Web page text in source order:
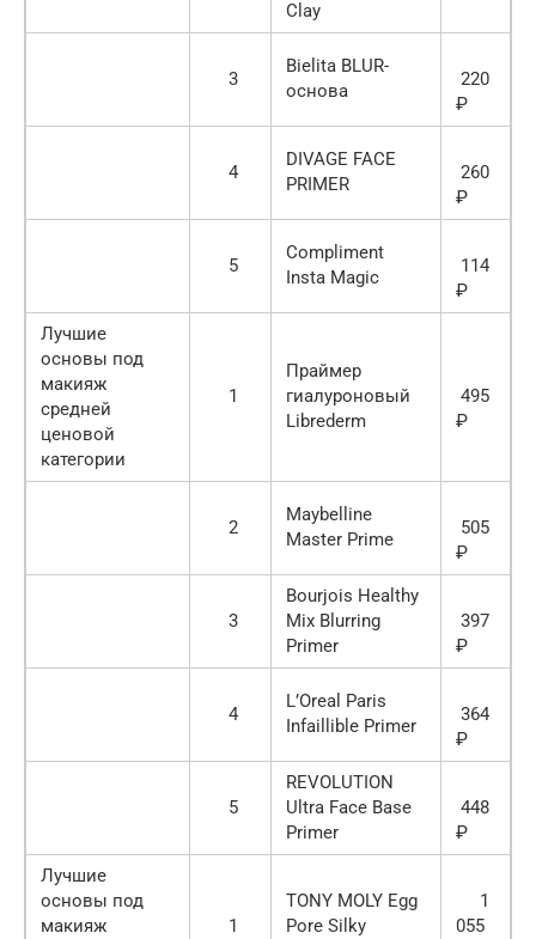
Clay
3
Bielita BLUR-
основа
220
₽
4
DIVAGE FACE
PRIMER
260
₽
5
Compliment
Insta Magic
114
₽
Лучшие
основы под
макияж
средней
ценовой
категории
1
Праймер
гиалуроновый
Librederm
495
₽
2
Maybelline
Master Prime
505
₽
3
Bourjois Healthy
Mix Blurring
Primer
397
₽
4
L’Oreal Paris
Infaillible Primer
364
₽
5
REVOLUTION
Ultra Face Base
Primer
448
₽
Лучшие
основы под
макияж
1
TONY MOLY Egg
Pore Silky
1
055